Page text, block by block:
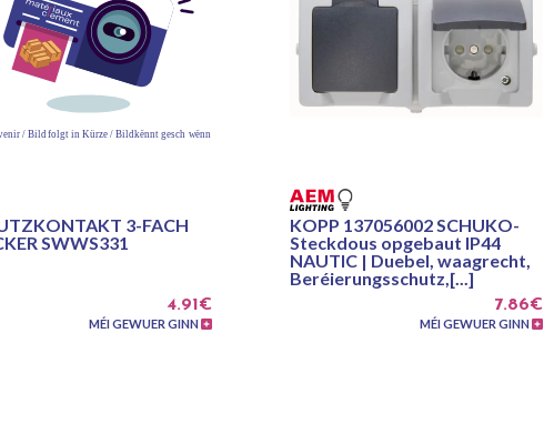
3-FACH
SWWS331
4.91€
MÉI GEWUER GINN
KOPP 137056002 SCHUKO-
Steckdous opgebaut IP44
NAUTIC | Duebel, waagrecht,
Beréierungsschutz,[...]
7.86€
MÉI GEWUER GINN